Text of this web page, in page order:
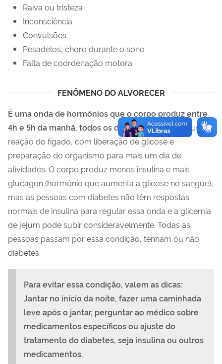
Raiva ou tristeza
Inconsciência
Convulsões
Pesadelos, choro durante o sono
Falta de coordenação motora
FENÔMENO DO ALVORECER
É uma onda de hormônios que o corpo produz entre
4h e 5h da manhã, todos os dias, que provocam uma
reação do fígado, com liberação de glicose e
preparação do organismo para mais um dia de
atividades. O corpo produz menos insulina e mais
glucagon (hormônio que aumenta a glicose no sangue),
mas as pessoas com diabetes não têm respostas
normais de insulina para regular essa onda e a glicemia
de jejum pode subir consideravelmente. Todas as
pessoas passam por essa condição, tenham ou não
diabetes.
Para evitar essa condição, valem as dicas:
Jantar no início da noite, fazer uma caminhada
leve após o jantar, perguntar ao médico sobre
medicamentos específicos ou ajuste do
tratamento do diabetes, seja insulina ou outros
medicamentos.